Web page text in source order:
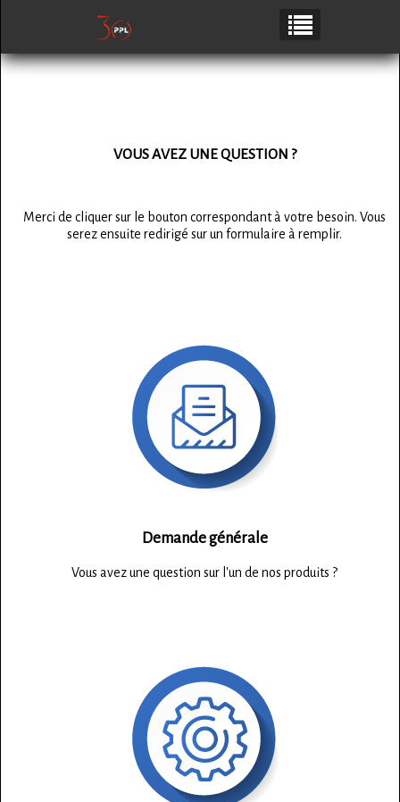
VOUS AVEZ UNE QUESTION ?
Merci de cliquer sur le bouton correspondant à votre besoin. Vous
serez ensuite redirigé sur un formulaire à remplir.
Demande générale
Vous avez une question sur l'un de nos produits ?